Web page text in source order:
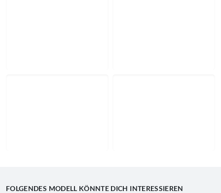
FOLGENDES MODELL KÖNNTE DICH INTERESSIEREN